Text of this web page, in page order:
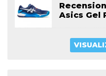
Asics Gel